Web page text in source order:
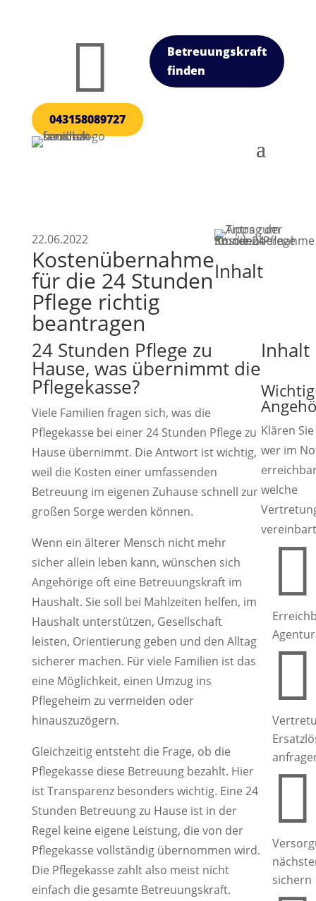

043158089727
Betreuungskraft
finden
22.06.2022
Kostenübernahme
für die 24 Stunden
Pflege richtig
beantragen
Inhalt
24 Stunden Pflege zu
Hause, was übernimmt die
Pflegekasse?
Viele Familien fragen sich, was die
Pflegekasse bei einer 24 Stunden Pflege zu
Hause übernimmt. Die Antwort ist wichtig,
weil die Kosten einer umfassenden
Betreuung im eigenen Zuhause schnell zur
großen Sorge werden können.
Wenn ein älterer Mensch nicht mehr
sicher allein leben kann, wünschen sich
Angehörige oft eine Betreuungskraft im
Haushalt. Sie soll bei Mahlzeiten helfen, im
Haushalt unterstützen, Gesellschaft
leisten, Orientierung geben und den Alltag
sicherer machen. Für viele Familien ist das
eine Möglichkeit, einen Umzug ins
Pflegeheim zu vermeiden oder
hinauszuzögern.
Gleichzeitig entsteht die Frage, ob die
Pflegekasse diese Betreuung bezahlt. Hier
ist Transparenz besonders wichtig. Eine 24
Stunden Betreuung zu Hause ist in der
Regel keine eigene Leistung, die von der
Pflegekasse vollständig übernommen wird.
Die Pflegekasse zahlt also meist nicht
einfach die gesamte Betreuungskraft.
Inhalt
Klären
wer im
welche



sichern